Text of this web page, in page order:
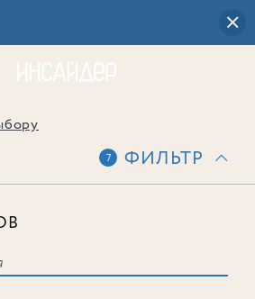
7 ФИЛЬТР
ни одного лота